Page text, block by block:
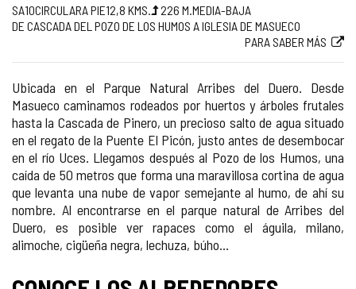
mis
cuadernos
otros
turistas
Código
de
ruta
SA10
Trayecto
CIRCULAR
Medio A PIE
Longitud 12,8 KMS.
Desnivel
subida
226 M.
Dificultad
de
ruta
MEDIA-BAJA
Recorrido
DE CASCADA DEL POZO DE LOS HUMOS A IGLESIA DE MASUECO
Enlace
a
externa
PARA SABER MÁS
Ubicada en el Parque Natural Arribes del Duero. Desde
Masueco caminamos rodeados por huertos y árboles frutales
hasta la Cascada de Pinero, un precioso salto de agua situado
en el regato de la Puente El Picón, justo antes de desembocar
en el río Uces. Llegamos después al Pozo de los Humos, una
caída de 50 metros que forma una maravillosa cortina de agua
que levanta una nube de vapor semejante al humo, de ahí su
nombre. Al encontrarse en el parque natural de Arribes del
Duero, es posible ver rapaces como el águila, milano,
alimoche, cigüeña negra, lechuza, búho...